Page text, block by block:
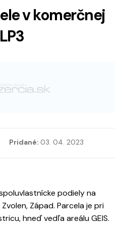
v komerčnej
Pridané: 03. 04. 2023
podiely na
Západ. Parcela je pri
hneď vedľa areálu GEIS.